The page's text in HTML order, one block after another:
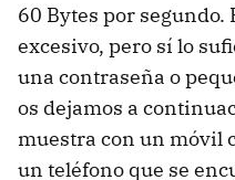
60 Bytes por segundo.
excesivo, pero sí lo
una contraseña o
os dejamos a
muestra con un móvil
un teléfono que se